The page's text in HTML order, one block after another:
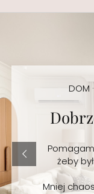
DOM
żeby
Mniej